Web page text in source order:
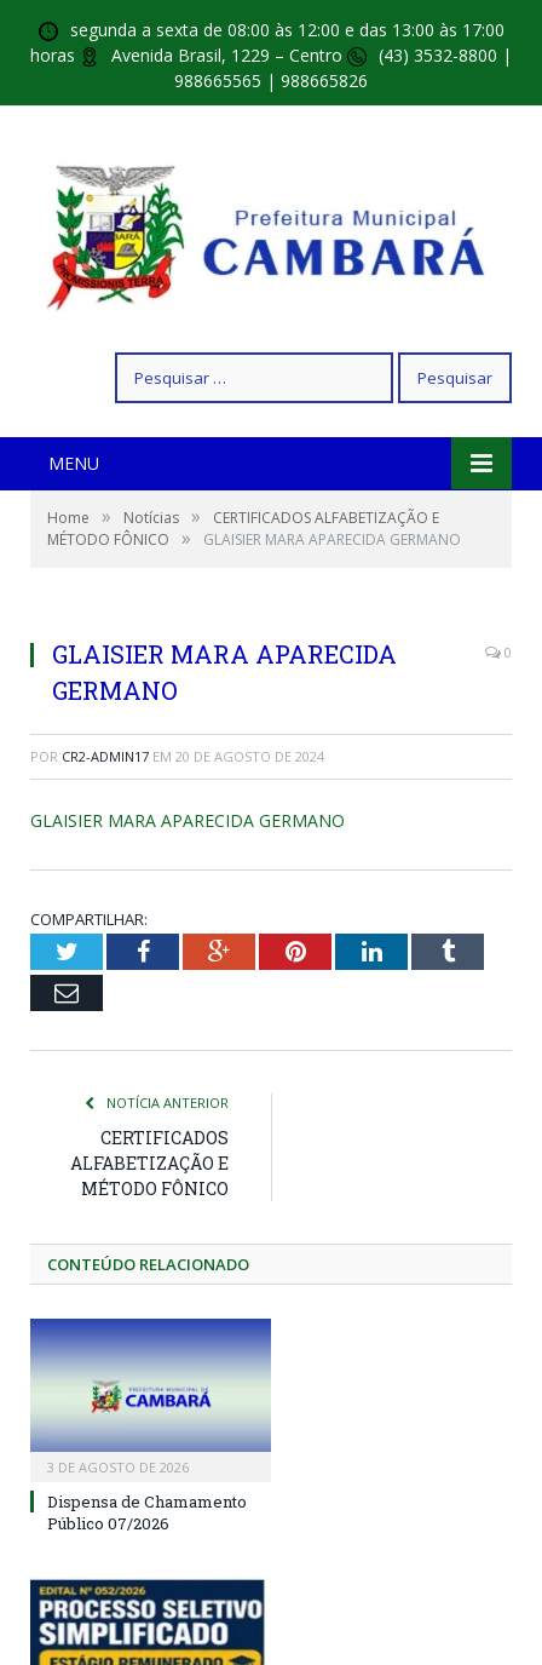
segunda a sexta de 08:00 às 12:00 e das 13:00 às 17:00
horas
Avenida Brasil, 1229 – Centro
(43) 3532-8800 |
988665565 | 988665826
por:
MENU
Home » Notícias »
CERTIFICADOS ALFABETIZAÇÃO E
MÉTODO FÔNICO
» GLAISIER MARA APARECIDA GERMANO
GLAISIER MARA APARECIDA
GERMANO
0
POR CR2-ADMIN17 EM 20 DE AGOSTO DE 2024
GLAISIER MARA APARECIDA GERMANO
COMPARTILHAR:
TwitterFacebookGoogle+PinterestLinkedInTumblr
Email
NOTÍCIA ANTERIOR
CERTIFICADOS
ALFABETIZAÇÃO E
MÉTODO FÔNICO
CONTEÚDO RELACIONADO
3 DE AGOSTO DE 2026
Dispensa de Chamamento
Público 07/2026